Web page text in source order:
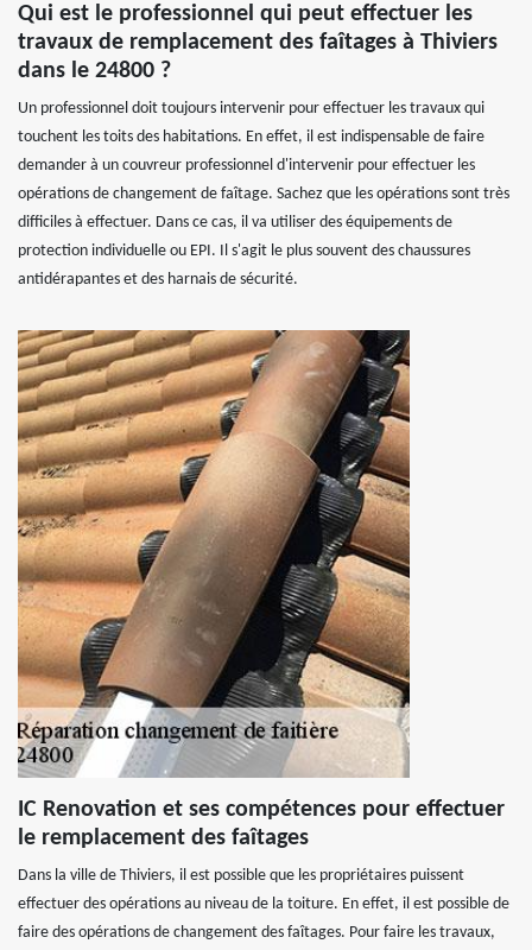
Qui est le professionnel qui peut effectuer les
travaux de remplacement des faîtages à Thiviers
dans le 24800 ?
Un professionnel doit toujours intervenir pour effectuer les travaux qui
touchent les toits des habitations. En effet, il est indispensable de faire
demander à un couvreur professionnel d'intervenir pour effectuer les
opérations de changement de faîtage. Sachez que les opérations sont très
difficiles à effectuer. Dans ce cas, il va utiliser des équipements de
protection individuelle ou EPI. Il s'agit le plus souvent des chaussures
antidérapantes et des harnais de sécurité.
IC Renovation et ses compétences pour effectuer
le remplacement des faîtages
Dans la ville de Thiviers, il est possible que les propriétaires puissent
effectuer des opérations au niveau de la toiture. En effet, il est possible de
faire des opérations de changement des faîtages. Pour faire les travaux,